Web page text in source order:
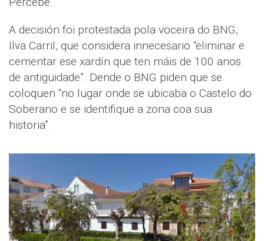
A decisión foi protestada pola voceira do BNG,
Ilva Carril, que considera innecesario “eliminar e
cementar ese xardín que ten máis de 100 anos
de antigüidade”. Dende o BNG piden que se
coloquen “no lugar onde se ubicaba o Castelo do
Soberano e se identifique a zona coa sua
historia”.